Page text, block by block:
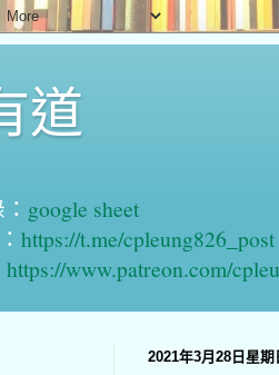
道
google sheet
https://t.me/cpleung826_post
https://www.patreon.com/
2021年3月28日星期